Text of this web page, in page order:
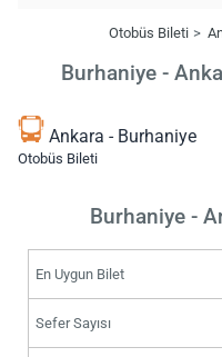
Otobüs Bileti
Burhaniye -
Ankara - Burhaniye
Otobüs Bileti
Burhaniye -
En Uygun Bilet
Sefer Sayısı